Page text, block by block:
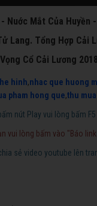
Nuớc Mắt Của Huyền
Lang. Tổng Hợp Cải
Cổ Cải Lương
hinh,nhac que huong
pham hong que,thu
nút Play vui lòng bấm
vui lòng bấm vào "Báo
sẻ video youtube lên